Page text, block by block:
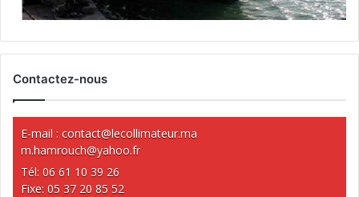
Contactez-nous
E-mail : contact@lecollimateur.ma
m.hamrouch@yahoo.fr
Tél: 06 61 10 39 26
Fixe: 05 37 20 85 52